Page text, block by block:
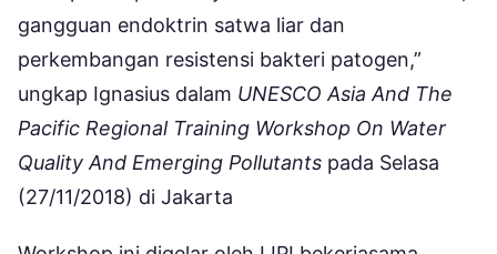
gangguan endoktrin satwa liar dan
perkembangan resistensi bakteri patogen,”
ungkap Ignasius dalam UNESCO Asia And The
Pacific Regional Training Workshop On Water
Quality And Emerging Pollutants pada Selasa
(27/11/2018) di Jakarta